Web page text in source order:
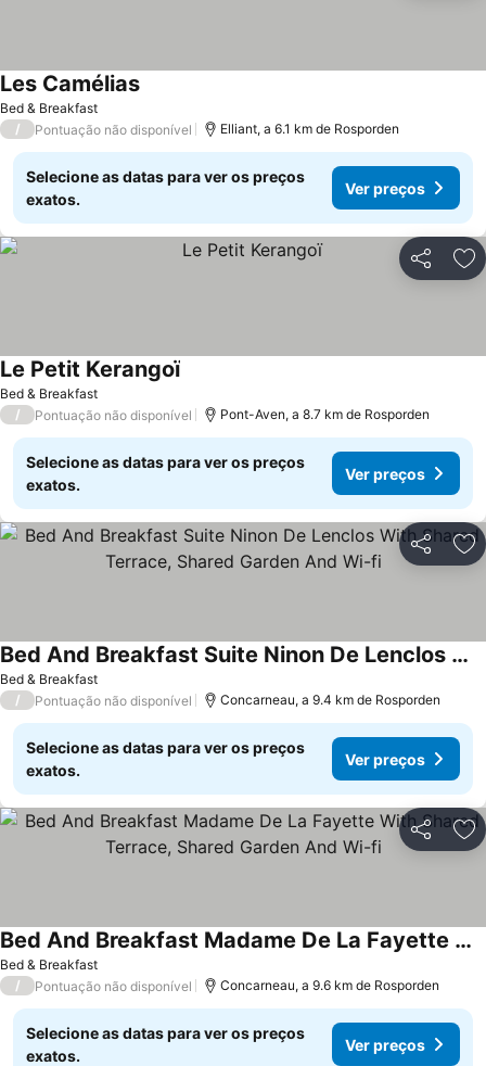
Bed & Breakfast
Les CaméliasVer preços
/ Pontuação não disponível Elliant, a 6.1 km de Rosporden
Selecione as datas para ver os preços
exatos.
Ver preços
Partilhar
Bed & Breakfast
Le Petit KerangoïVer preços
/ Pontuação não disponível Pont-Aven, a 8.7 km de Rosporden
Selecione as datas para ver os preços
exatos.
Ver preços
Partilhar
Bed & Breakfast
Bed And Breakfast Suite Ninon De Lenclos With Shared Terrace, Shared Garden And Wi-fi
Ver preços
/ Pontuação não disponível Concarneau, a 9.4 km de Rosporden
Selecione as datas para ver os preços
exatos.
Ver preços
Partilhar
Bed & Breakfast
Bed And Breakfast Madame De La Fayette With Shared Terrace, Shared Garden And Wi-fi
Ver preços
/ Pontuação não disponível Concarneau, a 9.6 km de Rosporden
Selecione as datas para ver os preços
exatos.
Ver preços